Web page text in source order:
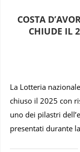
COSTA
CHIUDE IL
La Lotteria
chiuso il 2025 con
uno dei pilastri
presentati durante